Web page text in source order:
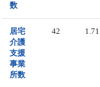
数
居宅
介護
支援
事業
所数
42 1.71